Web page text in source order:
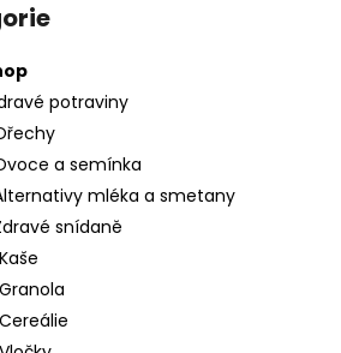
potraviny
a semínka
mléka a smetany
snídaně
Kaše
Granola
Cereálie